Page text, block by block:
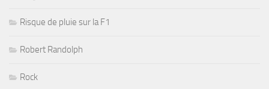
Risque de pluie sur la F1
Robert Randolph
Rock